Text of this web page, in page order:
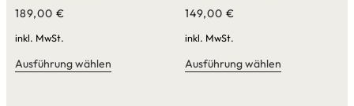
189,00 €
inkl. MwSt.
Ausführung wählen
149,00 €
inkl. MwSt.
Ausführung wählen